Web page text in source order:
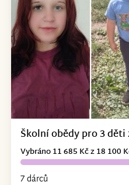
Školní obědy pro 3
7 dárců
Vybráno 11 685 Kč z 18 100